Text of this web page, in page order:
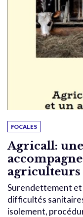
FOCALES
Agricall:
Surendettement et
difficultés
isolement,